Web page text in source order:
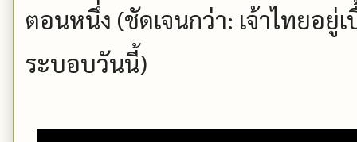
ตอนหนึ่ง (ชัดเจนกว่า: เจ้าไทยอยู่
ระบอบวันนี้)